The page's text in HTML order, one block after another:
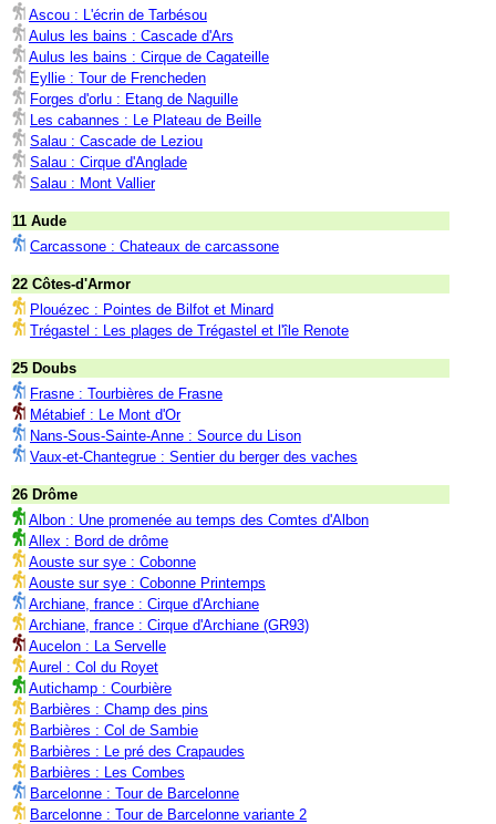
Ascou : L'écrin de Tarbésou
Aulus les bains : Cascade d'Ars
Aulus les bains : Cirque de Cagateille
Eyllie : Tour de Frencheden
Forges d'orlu : Etang de Naguille
Les cabannes : Le Plateau de Beille
Salau : Cascade de Leziou
Salau : Cirque d'Anglade
Salau : Mont Vallier
11 Aude
Carcassone : Chateaux de carcassone
22 Côtes-d'Armor
Plouézec : Pointes de Bilfot et Minard
Trégastel : Les plages de Trégastel et l'île Renote
25 Doubs
Frasne : Tourbières de Frasne
Métabief : Le Mont d'Or
Nans-Sous-Sainte-Anne : Source du Lison
Vaux-et-Chantegrue : Sentier du berger des vaches
26 Drôme
Albon : Une promenée au temps des Comtes d'Albon
Allex : Bord de drôme
Aouste sur sye : Cobonne
Aouste sur sye : Cobonne Printemps
Archiane, france : Cirque d'Archiane
Archiane, france : Cirque d'Archiane (GR93)
Aucelon : La Servelle
Aurel : Col du Royet
Autichamp : Courbière
Barbières : Champ des pins
Barbières : Col de Sambie
Barbières : Le pré des Crapaudes
Barbières : Les Combes
Barcelonne : Tour de Barcelonne
Barcelonne : Tour de Barcelonne variante 2